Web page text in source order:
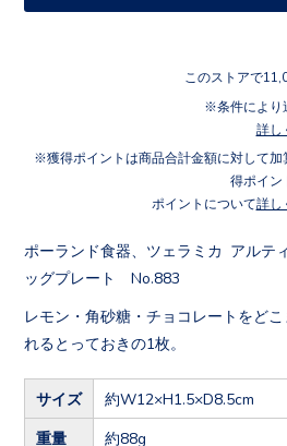
このストアで
条件により
詳し
獲得ポイントは商品合計金額に対して
得ポイン
ポイントについて詳し
ポーランド食器、ツェラミカ アルテ
ッグプレート No.883
レモン・角砂糖・チョコレートをど
れるとっておきの1枚。
サイズ 約W12×H1.5×D8.5cm
重量 約88g